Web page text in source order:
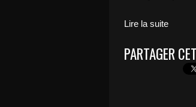
Lire la suite
PARTAGER